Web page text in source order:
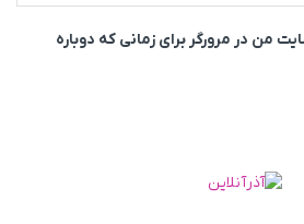
من در مرورگر برای زمانی که دوباره